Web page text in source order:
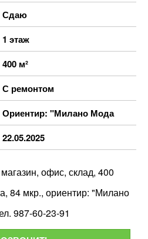
Сдаю
1 этаж
400 м²
С ремонтом
Ориентир: "Милано Мода
22.05.2025
офис, склад, 400
84 мкр., ориентир: "Милано
987-60-23-91